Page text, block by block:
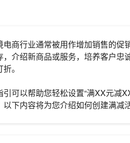
电商行业通常被用作增加销售的
，介绍新商品或服务，培养客户
。
可以帮助您轻松设置“满XX元减
下内容将为您介绍如何创建满减